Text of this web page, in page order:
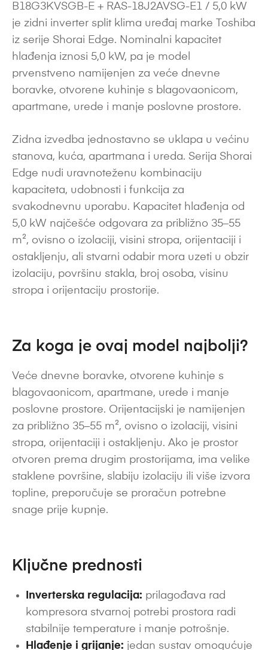
B18G3KVSGB-E + RAS-18J2AVSG-E1 / 5,0 kW
je zidni inverter split klima uređaj marke Toshiba
iz serije Shorai Edge. Nominalni kapacitet
hlađenja iznosi 5,0 kW, pa je model
prvenstveno namijenjen za veće dnevne
boravke, otvorene kuhinje s blagovaonicom,
apartmane, urede i manje poslovne prostore.
Zidna izvedba jednostavno se uklapa u većinu
stanova, kuća, apartmana i ureda. Serija Shorai
Edge nudi uravnoteženu kombinaciju
kapaciteta, udobnosti i funkcija za
svakodnevnu uporabu. Kapacitet hlađenja od
5,0 kW najčešće odgovara za približno 35–55
m², ovisno o izolaciji, visini stropa, orijentaciji i
ostakljenju, ali stvarni odabir mora uzeti u obzir
izolaciju, površinu stakla, broj osoba, visinu
stropa i orijentaciju prostorije.
Za koga je ovaj model najbolji?
Veće dnevne boravke, otvorene kuhinje s
blagovaonicom, apartmane, urede i manje
poslovne prostore. Orijentacijski je namijenjen
za približno 35–55 m², ovisno o izolaciji, visini
stropa, orijentaciji i ostakljenju. Ako je prostor
otvoren prema drugim prostorijama, ima velike
staklene površine, slabiju izolaciju ili više izvora
topline, preporučuje se proračun potrebne
snage prije kupnje.
Ključne prednosti
Inverterska regulacija: prilagođava rad
kompresora stvarnoj potrebi prostora radi
stabilnije temperature i manje potrošnje.
Hlađenje i grijanje: jedan sustav omogućuje